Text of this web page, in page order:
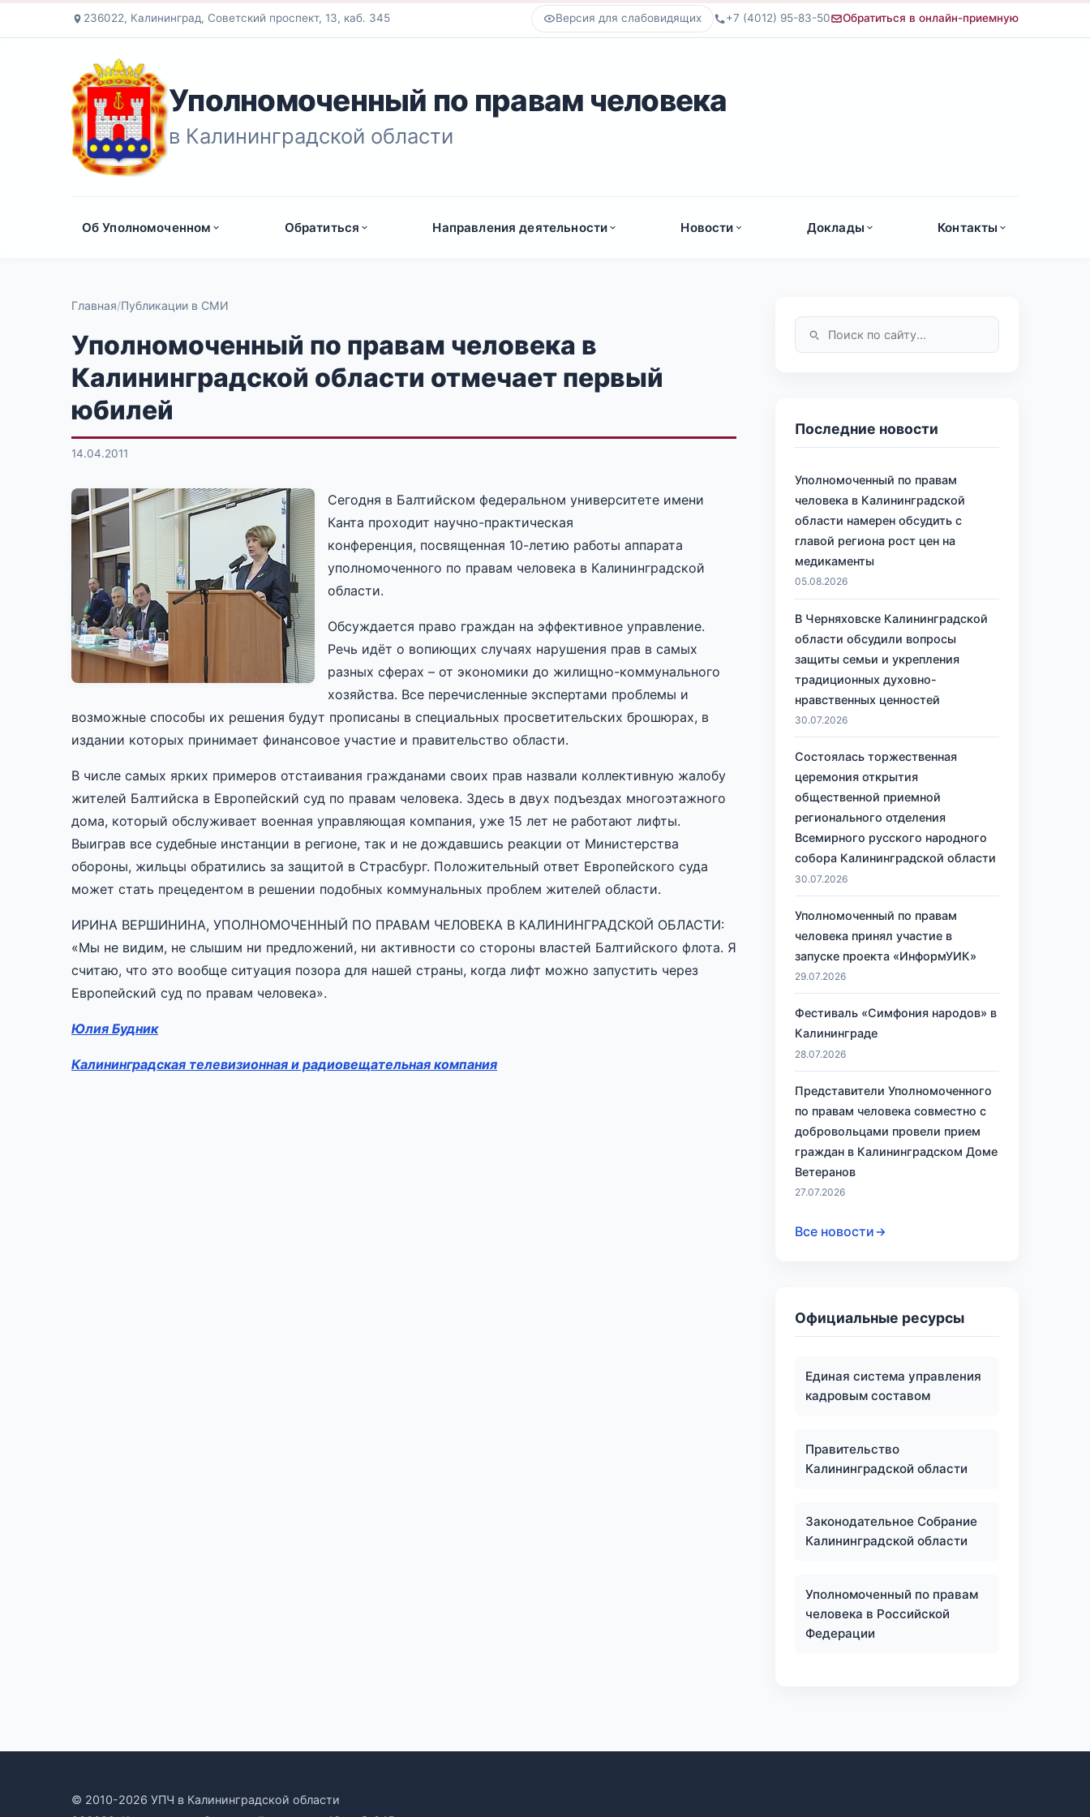
236022, Калининград, Советский проспект, 13, каб. 345 Версия для слабовидящих +7 (4012) 95-83-50 Обратиться в онлайн-приемную
Уполномоченный по правам человека
в Калининградской области
Об Уполномоченном Обратиться Направления деятельности Новости Доклады Контакты
Главная Публикации в СМИ
Уполномоченный по правам человека в
Калининградской области отмечает первый
юбилей
14.04.2011
Сегодня в Балтийском федеральном университете имени
Канта проходит научно-практическая
конференция, посвященная 10-летию работы аппарата
уполномоченного по правам человека в Калининградской
области.
Обсуждается право граждан на эффективное управление.
Речь идёт о вопиющих случаях нарушения прав в самых
разных сферах – от экономики до жилищно-коммунального
хозяйства. Все перечисленные экспертами проблемы и
возможные способы их решения будут прописаны в специальных просветительских брошюрах, в
издании которых принимает финансовое участие и правительство области.
В числе самых ярких примеров отстаивания гражданами своих прав назвали коллективную жалобу
жителей Балтийска в Европейский суд по правам человека. Здесь в двух подъездах многоэтажного
дома, который обслуживает военная управляющая компания, уже 15 лет не работают лифты.
Выиграв все судебные инстанции в регионе, так и не дождавшись реакции от Министерства
обороны, жильцы обратились за защитой в Страсбург. Положительный ответ Европейского суда
может стать прецедентом в решении подобных коммунальных проблем жителей области.
ИРИНА ВЕРШИНИНА, УПОЛНОМОЧЕННЫЙ ПО ПРАВАМ ЧЕЛОВЕКА В КАЛИНИНГРАДСКОЙ ОБЛАСТИ:
«Мы не видим, не слышим ни предложений, ни активности со стороны властей Балтийского флота. Я
считаю, что это вообще ситуация позора для нашей страны, когда лифт можно запустить через
Европейский суд по правам человека».
Юлия Будник
Калининградская телевизионная и радиовещательная компания
Последние новости
Уполномоченный по правам
человека в Калининградской
области намерен обсудить с
главой региона рост цен на
медикаменты
05.08.2026
В Черняховске Калининградской
области обсудили вопросы
защиты семьи и укрепления
традиционных духовно-
нравственных ценностей
30.07.2026
Состоялась торжественная
церемония открытия
общественной приемной
регионального отделения
Всемирного русского народного
собора Калининградской области
30.07.2026
Уполномоченный по правам
человека принял участие в
запуске проекта «ИнформУИК»
29.07.2026
Фестиваль «Симфония народов» в
Калининграде
28.07.2026
Представители Уполномоченного
по правам человека совместно с
добровольцами провели прием
граждан в Калининградском Доме
Ветеранов
27.07.2026
Все новости
Официальные ресурсы
Единая система управления
кадровым составом
Правительство
Калининградской области
Законодательное Собрание
Калининградской области
Уполномоченный по правам
человека в Российской
Федерации
© 2010-2026 УПЧ в Калининградской области